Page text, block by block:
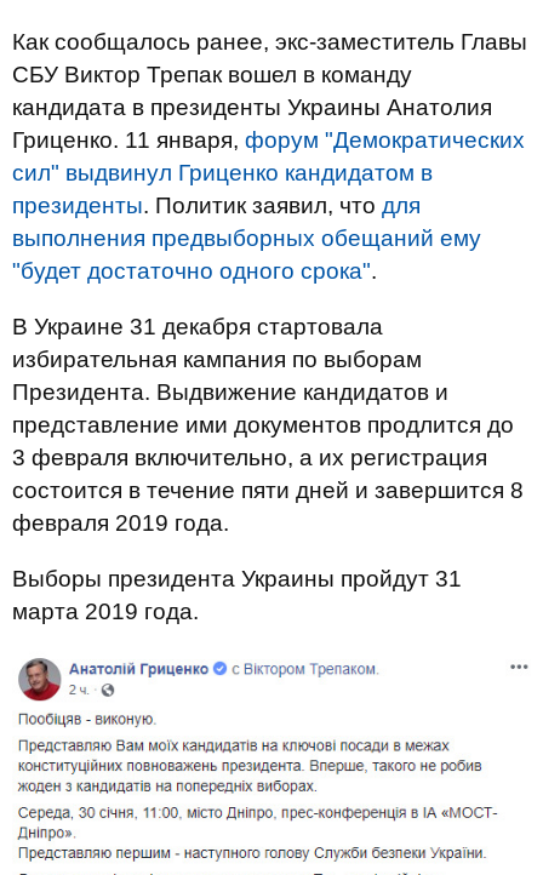
Как сообщалось ранее, экс-заместитель Главы
СБУ Виктор Трепак вошел в команду
кандидата в президенты Украины Анатолия
Гриценко. 11 января, форум "Демократических
сил" выдвинул Гриценко кандидатом в
президенты. Политик заявил, что для
выполнения предвыборных обещаний ему
"будет достаточно одного срока".
В Украине 31 декабря стартовала
избирательная кампания по выборам
Президента. Выдвижение кандидатов и
представление ими документов продлится до
3 февраля включительно, а их регистрация
состоится в течение пяти дней и завершится 8
февраля 2019 года.
Выборы президента Украины пройдут 31
марта 2019 года.